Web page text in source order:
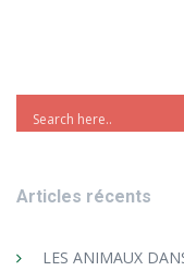
Articles récents
LES ANIMAUX